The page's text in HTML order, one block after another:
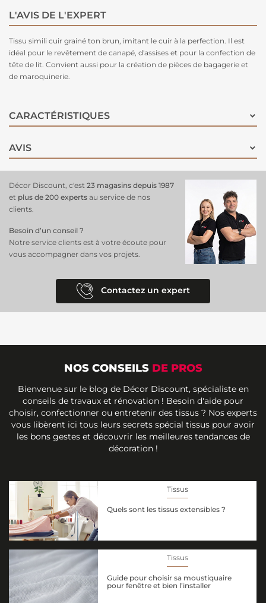
L'AVIS DE L'EXPERT
Tissu simili cuir grainé ton brun, imitant le cuir à la perfection. Il est
idéal pour le revêtement de canapé, d'assises et pour la confection de
tête de lit. Convient aussi pour la création de pièces de bagagerie et
de maroquinerie.
CARACTÉRISTIQUES
AVIS
Décor Discount, c'est 23 magasins depuis 1987
et plus de 200 experts au service de nos
clients.
Besoin d’un conseil ?
Notre service clients est à votre écoute pour
vous accompagner dans vos projets.
Contactez un expert
NOS CONSEILS DE PROS
Bienvenue sur le blog de Décor Discount, spécialiste en
conseils de travaux et rénovation ! Besoin d'aide pour
choisir, confectionner ou entretenir des tissus ? Nos experts
vous libèrent ici tous leurs secrets spécial tissus pour avoir
les bons gestes et découvrir les meilleures tendances de
décoration !
Tissus
Quels sont les tissus extensibles ?
Tissus
Guide pour choisir sa moustiquaire
pour fenêtre et bien l’installer